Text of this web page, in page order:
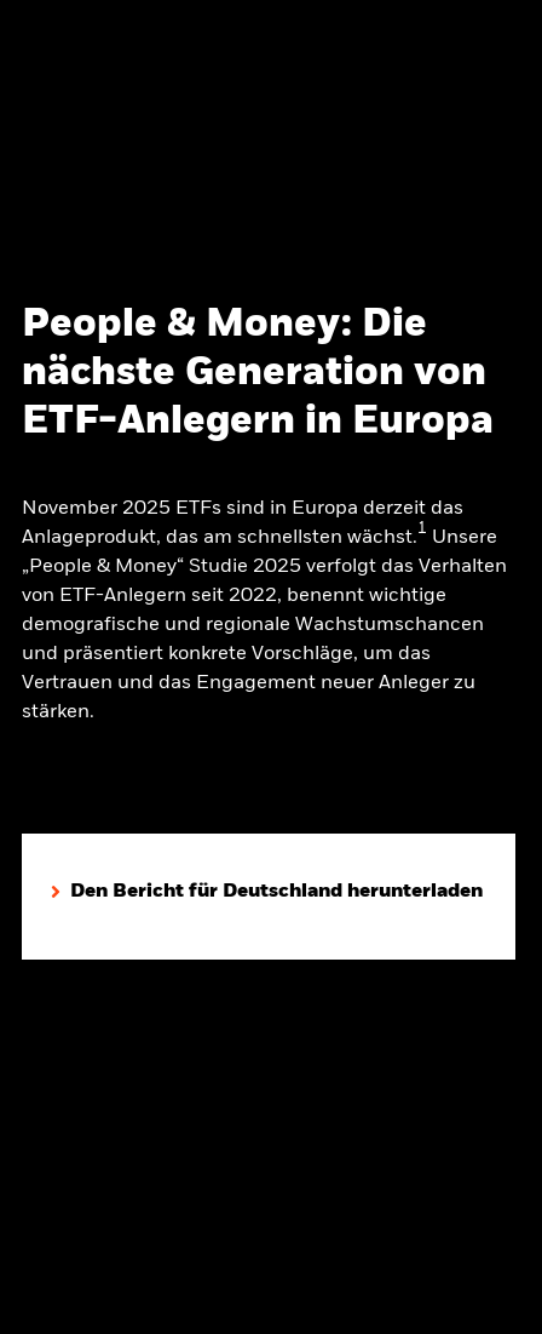
People & Money: Die
nächste Generation von
ETF-Anlegern in Europa
November 2025 ETFs sind in Europa derzeit das
Anlageprodukt, das am schnellsten wächst.1 Unsere
„People & Money“ Studie 2025 verfolgt das Verhalten
von ETF-Anlegern seit 2022, benennt wichtige
demografische und regionale Wachstumschancen
und präsentiert konkrete Vorschläge, um das
Vertrauen und das Engagement neuer Anleger zu
stärken.
Den Bericht für Deutschland herunterladen